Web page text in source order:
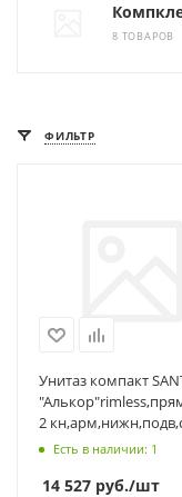
8 ТОВАРОВ
ФИЛЬТР
Унитаз компакт
2
soft-close 1WH501835
Есть в наличии: 1
14 527 руб./шт